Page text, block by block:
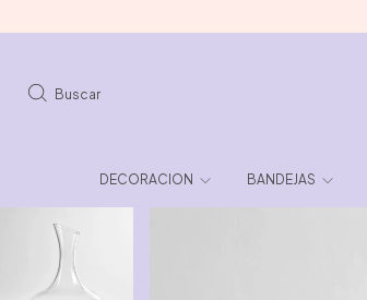
Buscar
DECORACION BANDEJAS